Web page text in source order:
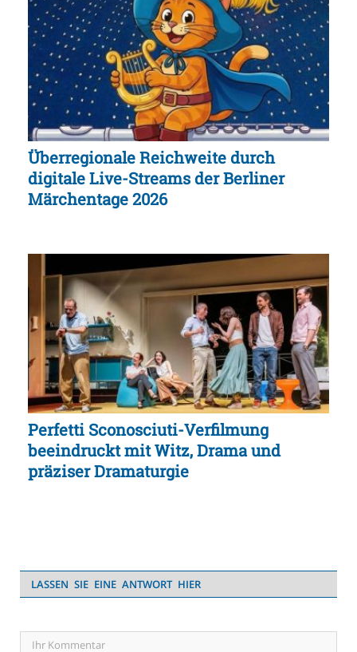
Überregionale Reichweite durch
digitale Live-Streams der Berliner
Märchentage 2026
Perfetti Sconosciuti-Verfilmung
beeindruckt mit Witz, Drama und
präziser Dramaturgie
LASSEN SIE EINE ANTWORT HIER